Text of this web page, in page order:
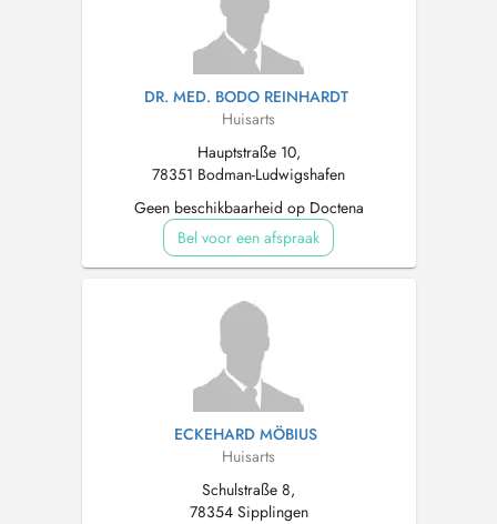
DR. MED. BODO REINHARDT
Huisarts
Hauptstraße 10,
78351 Bodman-Ludwigshafen
Geen beschikbaarheid op Doctena
Bel voor een afspraak
ECKEHARD MÖBIUS
Huisarts
Schulstraße 8,
78354 Sipplingen